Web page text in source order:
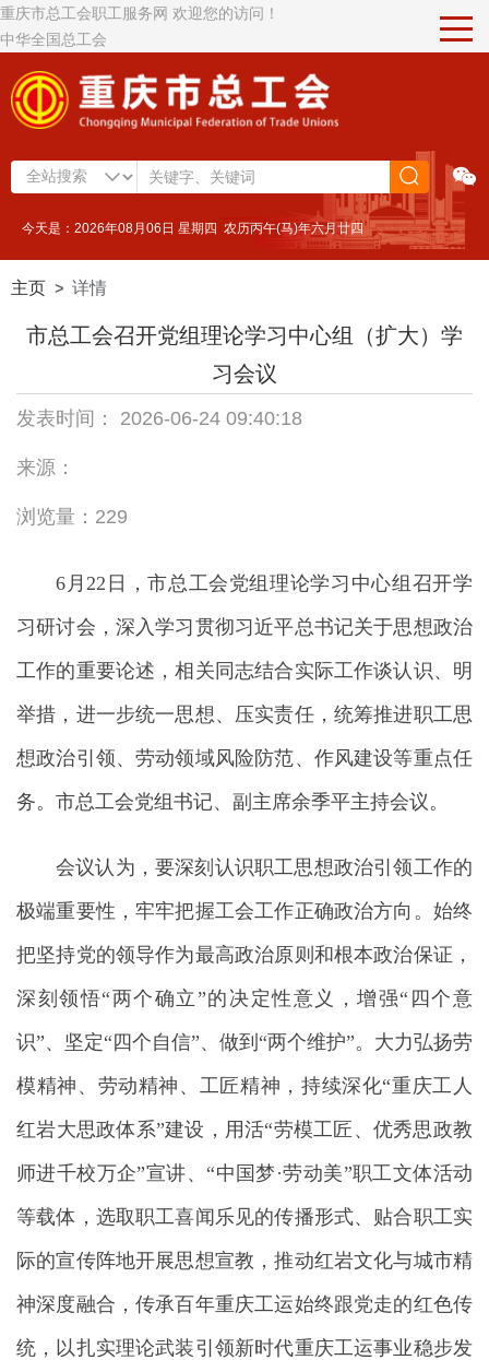
重庆市总工会职工服务网 欢迎您的访问！
中华全国总工会
今天是：2026年08月06日 星期四 农历丙午(马)年六月廿四
主页 > 详情
市总工会召开党组理论学习中心组（扩大）学
习会议
发表时间： 2026-06-24 09:40:18
来源：
浏览量：229
6月22日，市总工会党组理论学习中心组召开学
习研讨会，深入学习贯彻习近平总书记关于思想政治
工作的重要论述，相关同志结合实际工作谈认识、明
举措，进一步统一思想、压实责任，统筹推进职工思
想政治引领、劳动领域风险防范、作风建设等重点任
务。市总工会党组书记、副主席余季平主持会议。
会议认为，要深刻认识职工思想政治引领工作的
极端重要性，牢牢把握工会工作正确政治方向。始终
把坚持党的领导作为最高政治原则和根本政治保证，
深刻领悟“两个确立”的决定性意义，增强“四个意
识”、坚定“四个自信”、做到“两个维护”。大力弘扬劳
模精神、劳动精神、工匠精神，持续深化“重庆工人
红岩大思政体系”建设，用活“劳模工匠、优秀思政教
师进千校万企”宣讲、“中国梦·劳动美”职工文体活动
等载体，选取职工喜闻乐见的传播形式、贴合职工实
际的宣传阵地开展思想宣教，推动红岩文化与城市精
神深度融合，传承百年重庆工运始终跟党走的红色传
统，以扎实理论武装引领新时代重庆工运事业稳步发